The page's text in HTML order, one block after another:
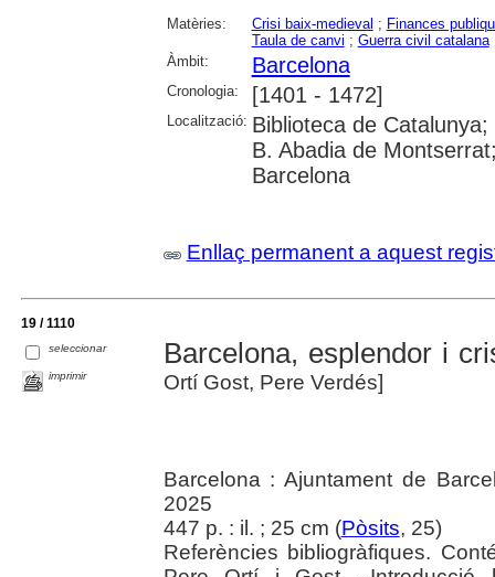
Matèries: Crisi baix-medieval ; Finances
Taula de canvi ; Guerra civil catalana
Àmbit:
Barcelona
Cronologia: [1401 - 1472]
Localització: Biblioteca de
B. Abadia de
Barcelona
Enllaç permanent a aquest
19 / 1110
seleccionar
imprimir
Barcelona, esplendor i
Ortí Gost, Pere Verdés]
Barcelona : Ajuntament de
2025
447 p. : il. ; 25 cm (Pòsits, 25)
Referències bibliogràfiques.